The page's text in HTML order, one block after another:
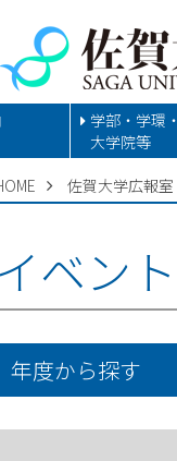
学部・学環・
大学院等
佐賀大学広報室
イベント
年度から探す